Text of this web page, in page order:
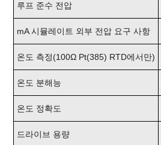
루프 준수 전압
mA 시뮬레이트 외부 전압 요구 사항
온도 측정(100Ω Pt(385) RTD에서만)
온도 분해능
온도 정확도
드라이브 용량